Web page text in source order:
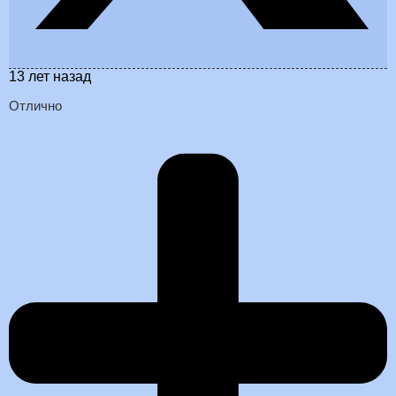
13 лет назад
Отлично